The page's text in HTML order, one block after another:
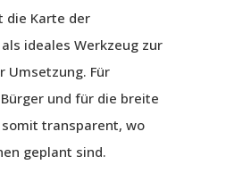
die Karte der
ideales Werkzeug zur
Umsetzung. Für
und für die breite
transparent, wo
geplant sind.